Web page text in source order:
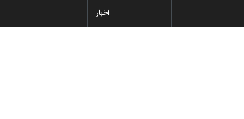
اخبار